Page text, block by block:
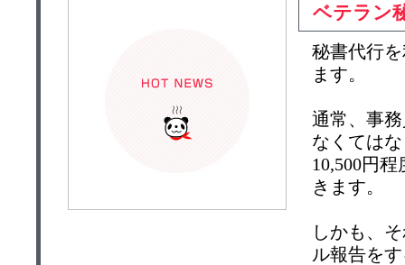
ベテラン
秘書代行
ます。
通常、事
なくては
10,500円
きます。
しかも、
ル報告を